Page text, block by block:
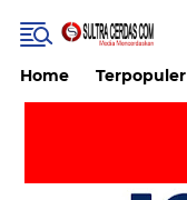
Home Terpopuler